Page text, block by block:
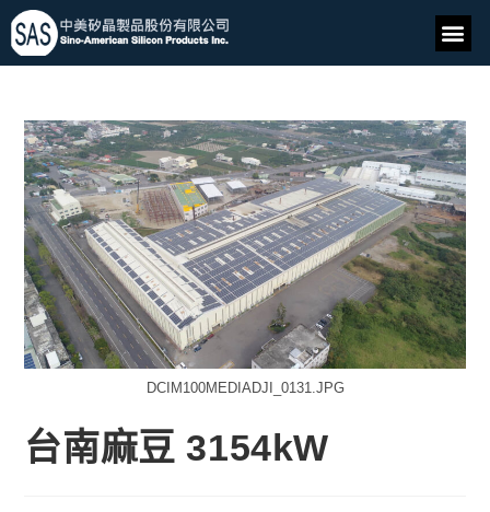
DCIM100MEDIADJI_0131.JPG
台南麻豆 3154kW